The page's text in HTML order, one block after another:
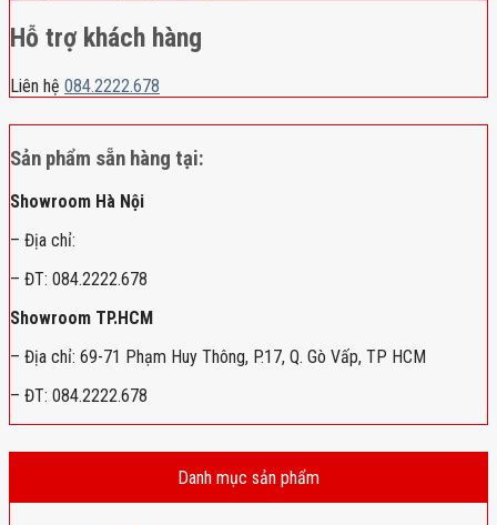
Hỗ trợ khách hàng
Liên hệ 084.2222.678
Sản phẩm sẵn hàng tại:
Showroom Hà Nội
– Địa chỉ:
– ĐT: 084.2222.678
Showroom TP.HCM
– Địa chỉ: 69-71 Phạm Huy Thông, P.17, Q. Gò Vấp, TP HCM
– ĐT: 084.2222.678
Danh mục sản phẩm